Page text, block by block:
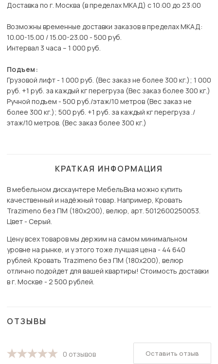
Доставка по г. Москва (в пределах МКАД) с 10:00 до 23:00
Возможны временные доставки заказов в пределах МКАД:
10.00-15.00 / 15.00-23.00 - 500 руб.
Интервал 3 часа – 1 000 руб.
Подъем:
Грузовой лифт - 1 000 руб. (Вес заказ не более 300 кг.); 1 000
руб. +1 руб. за каждый кг перегруза (Вес заказ более 300 кг.)
Ручной подъем - 500 руб./этаж/10 метров (Вес заказ не
более 300 кг.); 500 руб. +1 руб. за каждый кг перегруза ./
этаж/10 метров. (Вес заказ более 300 кг.)
КРАТКАЯ ИНФОРМАЦИЯ
В мебельном дискаунтере МебельВиа можно купить
качественный и надёжный товар. Например, Кровать
Trazimeno без ПМ (180х200), велюр, арт. 5012600250053.
Цвет - Серый.
Цену всех товаров мы держим на самом минимальном
уровне на рынке, и у этого тоже лучшая цена - 44 640
рублей. Кровать Trazimeno без ПМ (180х200), велюр
отлично подойдет для вашей квартиры! Стоимость доставки
в г. Москве - 2 500 рублей.
ОТЗЫВЫ
0 отзывов Оставить отзыв